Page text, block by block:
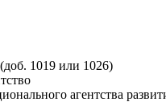
(доб. 1019 или 1026)
агентства